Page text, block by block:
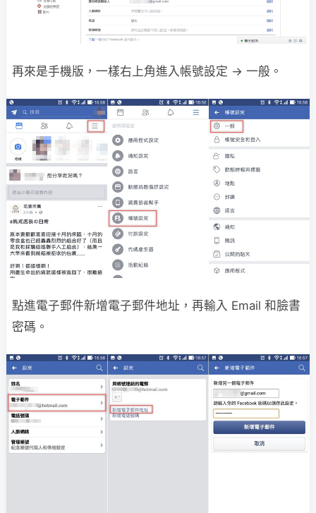
再來是手機版，一樣右上角進入帳號設定 → 一般。
點進電子郵件新增電子郵件地址，再輸入 Email 和臉書
密碼。